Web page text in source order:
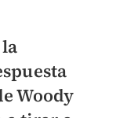
Woody